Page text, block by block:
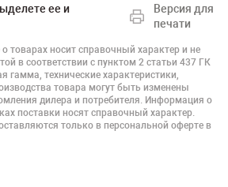
ее и
Версия для
печати
товарах носит справочный характер и не
в соответствии с пунктом 2 статьи 437 ГК
гамма, технические характеристики,
товара могут быть изменены
дилера и потребителя. Информация о
поставки носят справочный характер.
только в персональной оферте в